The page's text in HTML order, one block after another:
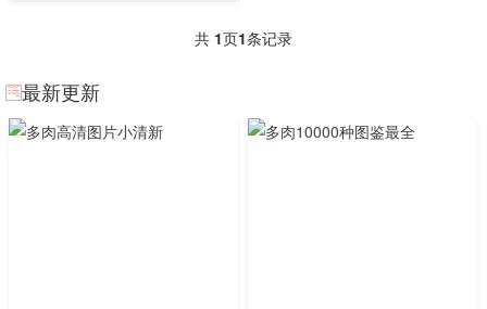
共 1页1条记录
最新更新